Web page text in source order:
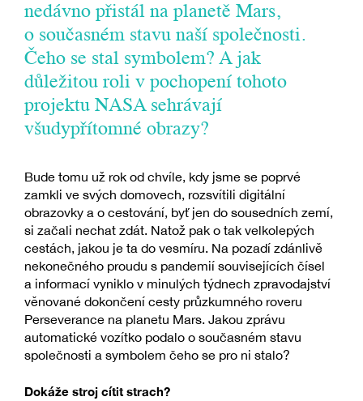
nedávno přistál na planetě Mars,
o současném stavu naší společnosti.
Čeho se stal symbolem? A jak
důležitou roli v pochopení tohoto
projektu NASA sehrávají
všudypřítomné obrazy?
Bude tomu už rok od chvíle, kdy jsme se poprvé
zamkli ve svých domovech, rozsvítili digitální
obrazovky a o cestování, byť jen do sousedních zemí,
si začali nechat zdát. Natož pak o tak velkolepých
cestách, jakou je ta do vesmíru. Na pozadí zdánlivě
nekonečného proudu s pandemií souvisejících čísel
a informací vyniklo v minulých týdnech zpravodajství
věnované dokončení cesty průzkumného roveru
Perseverance na planetu Mars. Jakou zprávu
automatické vozítko podalo o současném stavu
společnosti a symbolem čeho se pro ni stalo?
Dokáže stroj cítit strach?